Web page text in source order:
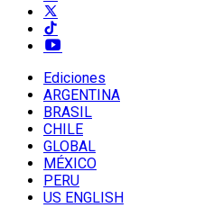
Ediciones
ARGENTINA
BRASIL
CHILE
GLOBAL
MÉXICO
PERU
US ENGLISH